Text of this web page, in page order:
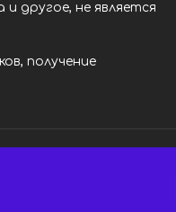
другое, не является
получение